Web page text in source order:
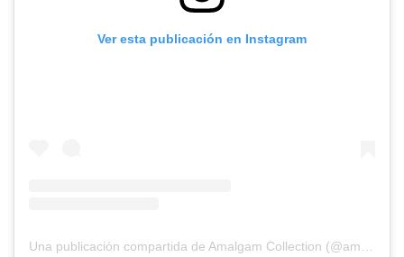
Ver esta publicación en Instagram